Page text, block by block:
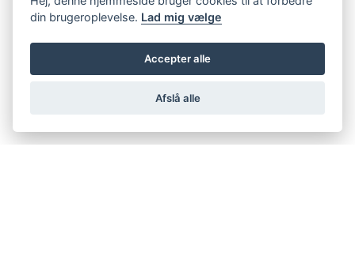
din brugeroplevelse. Lad mig vælge
Accepter alle
Afslå alle